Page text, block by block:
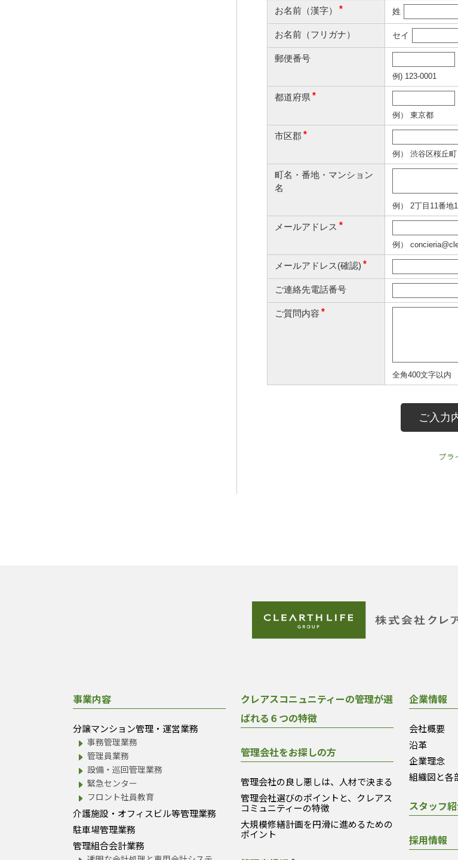
プラ
事業内容
分譲マンション管理・運営業務
事務管理業務
管理員業務
設備・巡回管理業務
緊急センター
フロント社員教育
介護施設・オフィスビル等管理業務
駐車場管理業務
管理組合会計業務
クレアスコニュニティーの管理が選
ばれる６つの特徴
管理会社をお探しの方
管理会社の良し悪しは、人材で決まる
管理会社選びのポイントと、クレアス
コミュニティーの特徴
大規模修繕計画を円滑に進めるための
ポイント
企業情報
会社概要
沿革
企業理念
組織図と各
スタッフ
採用情報